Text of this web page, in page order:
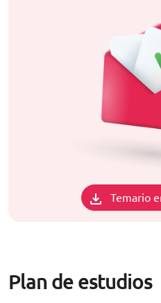
Temario
Plan de estudios